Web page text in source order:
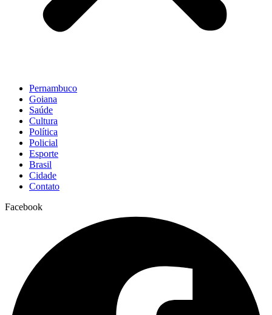
Pernambuco
Goiana
Saúde
Cultura
Política
Policial
Esporte
Brasil
Cidade
Contato
Facebook